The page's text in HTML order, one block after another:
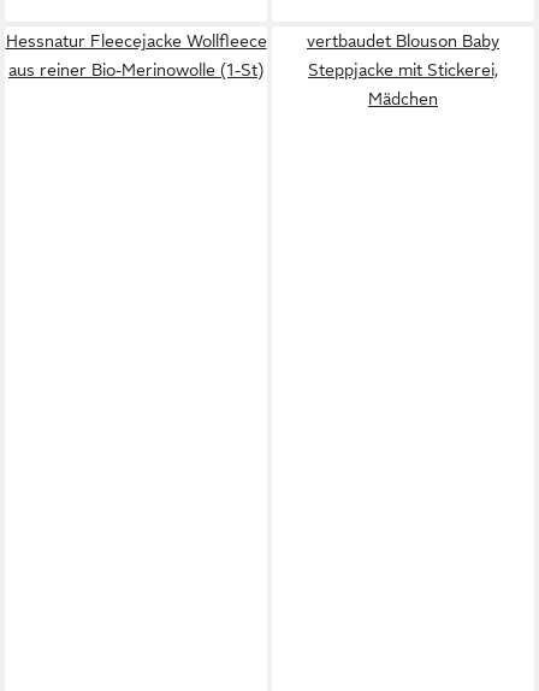
Hessnatur Fleecejacke Wollfleece
aus reiner Bio-Merinowolle (1-St)
vertbaudet Blouson Baby
Steppjacke mit Stickerei,
Mädchen